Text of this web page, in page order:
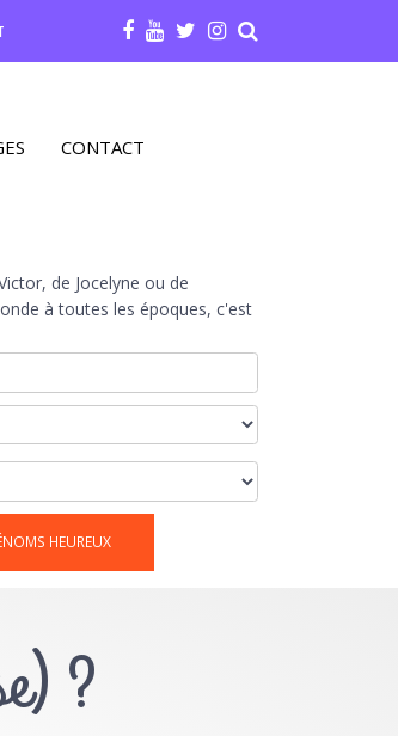
CONTACT
de Jocelyne ou de
à toutes les époques, c'est
HEUREUX
?